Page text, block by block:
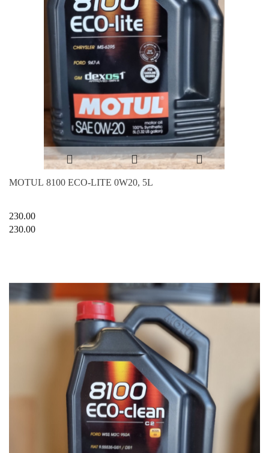
MOTUL 8100 ECO-LITE 0W20, 5L
230.00
230.00